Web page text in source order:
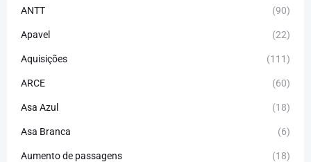
ANTT (90)
Apavel (22)
Aquisições (111)
ARCE (60)
Asa Azul (18)
Asa Branca (6)
Aumento de passagens (18)